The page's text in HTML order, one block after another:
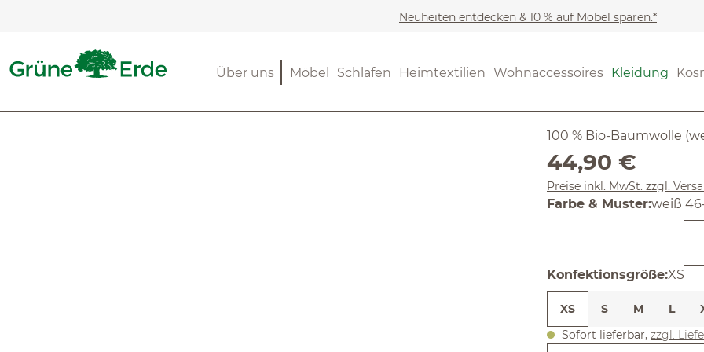
Neuheiten entdecken & 10 % auf Möbel sparen.*
Möbel Schlafen Heimtextilien Wohnaccessoires Kleidung
Über uns (5) 21
100 % Bio-Baumwolle
Regulärer Preis:
44,90 €
Preise inkl. MwSt. zzgl.
Farbe & Muster:weiß 46-
Konfektionsgröße:XS
XS S M L
Sofort lieferbar, zzgl.